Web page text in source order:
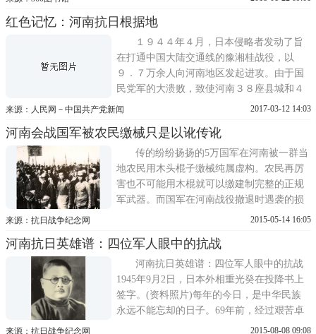
装，建立根据地。6月23日，刘少奇、陈毅电
示新四军：今后发展方向应该确定向河南发
展，完成绾毂中原的战略任务...
红色记忆：河南抗日根据地
１９４４年４月，日本侵略者发动了旨
在打通中国大陆交通线的豫湘桂战役，以
９．７万余人向河南地区发起进攻。由于国
民党军的大溃败，致使河南３８座县城和４
万多平方公里的土地被日军侵占。对此，中
来源：人民网－中国共产党新闻 2017-03-12 14:03
河南会战国军被农民缴械只是以讹传讹
传的纷纷扬扬的5万国军在河南被一群当
地农民用木头棍子缴械纯属虚构。农民再厉
害也不可能用木棍就可以缴建制完整的正规
军武器。而国军在河南战役撤退时遇袭的损
失也并不是很大，大约在2000人左右。参加
方武装。而这些武装无论是谁，无论是北洋
军，国军，河南地方军还是中共领导的军
队。只要看起来，有便宜可占就放...
来源：抗日战争纪念网 2015-05-14 16:05
河南抗日英雄谱：四位军人眼中的抗战
河南抗日英雄谱：四位军人眼中的抗战
1945年9月2日，日本外相重光癸在投降书上
签字。(资料照片)每年的今日，是中华民族
永远不能忘却的日子。69年前，经过艰苦卓
绝的八年全面抗战，中华儿女用
来源：抗日战争纪念网 2015-08-08 09:08